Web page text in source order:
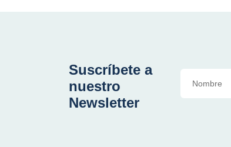
Suscríbete a
nuestro
Newsletter